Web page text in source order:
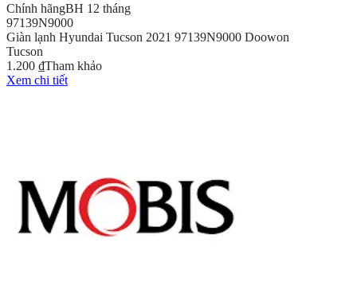
Chính hãngBH 12 tháng
97139N9000
Giàn lạnh Hyundai Tucson 2021 97139N9000 Doowon
Tucson
1.200 ₫Tham khảo
Xem chi tiết